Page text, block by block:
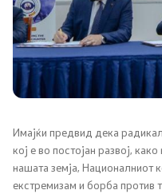
Јавни огласи
Завршени јавни огласи
Контакт
Контакт
Изјава за пристапност
Имајќи предвид дека
кој е во постојан развој,
нашата земја, Националниот
екстремизам и борба против